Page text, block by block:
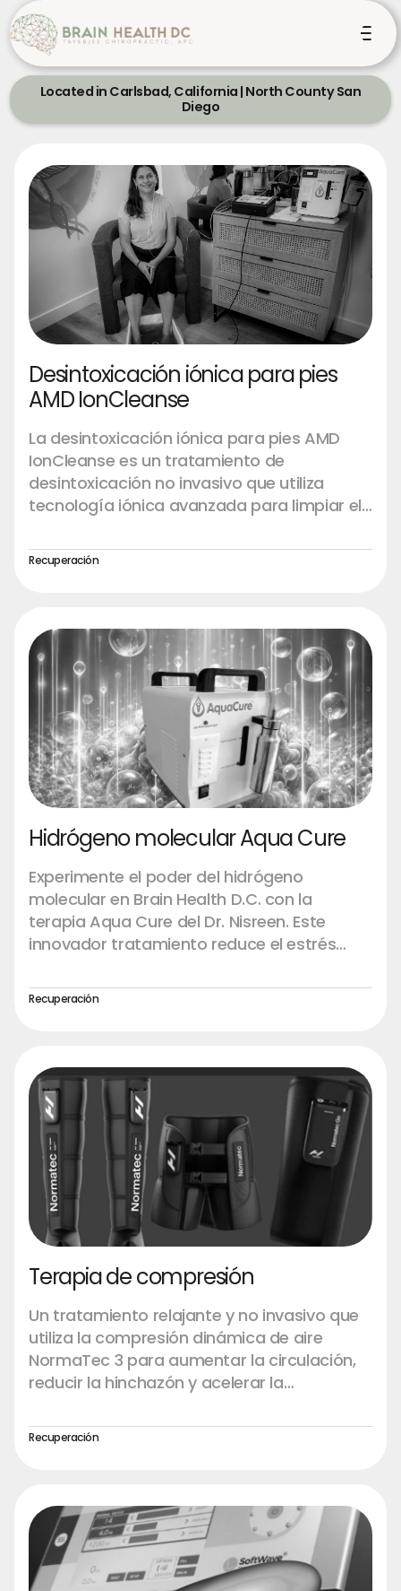
Located in Carlsbad, California | North County San
Diego
Desintoxicación iónica para pies
AMD IonCleanse
La desintoxicación iónica para pies AMD
IonCleanse es un tratamiento de
desintoxicación no invasivo que utiliza
tecnología iónica avanzada para limpiar el
tratamiento consiste en colocar los pies en
un baño de agua tibia conectado al
Estos iones ayudan a neutralizar y eliminar
las impurezas, los metales pesados y las
toxinas que se han acumulado en el cuerpo,
lo que promueve la salud y el bienestar en
general.
Recuperación
Hidrógeno molecular Aqua Cure
Experimente el poder del hidrógeno
molecular en Brain Health D.C. con la
terapia Aqua Cure del Dr. Nisreen. Este
innovador tratamiento reduce el estrés
promueve la curación, ofreciendo un
enfoque natural y eficaz para el bienestar y
Recuperación
Terapia de compresión
Un tratamiento relajante y no invasivo que
utiliza la compresión dinámica de aire
NormaTec 3 para aumentar la circulación,
reducir la hinchazón y acelerar la
brazos.
Recuperación